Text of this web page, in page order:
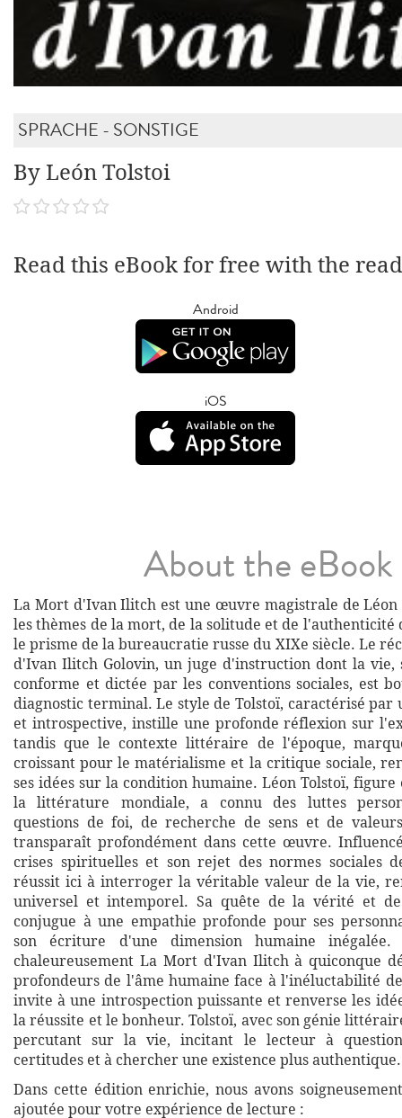
SPRACHE - SONSTIGE
By León Tolstoi
Read this eBook for free with the
Android
iOS
About the eBook
La Mort d'Ivan Ilitch est une œuvre magistrale de Léon
les thèmes de la mort, de la solitude et de l'authenticité
le prisme de la bureaucratie russe du XIXe siècle. Le
d'Ivan Ilitch Golovin, un juge d'instruction dont la vie,
conforme et dictée par les conventions sociales, est
diagnostic terminal. Le style de Tolstoï, caractérisé par
et introspective, instille une profonde réflexion sur
tandis que le contexte littéraire de l'époque,
croissant pour le matérialisme et la critique sociale,
ses idées sur la condition humaine. Léon Tolstoï,
la littérature mondiale, a connu des luttes
questions de foi, de recherche de sens et de
transparaît profondément dans cette œuvre.
crises spirituelles et son rejet des normes sociales
réussit ici à interroger la véritable valeur de la vie,
universel et intemporel. Sa quête de la vérité et
conjugue à une empathie profonde pour ses
son écriture d'une dimension humaine inégalée.
chaleureusement La Mort d'Ivan Ilitch à quiconque
profondeurs de l'âme humaine face à l'inéluctabilité
invite à une introspection puissante et renverse les
la réussite et le bonheur. Tolstoï, avec son génie
percutant sur la vie, incitant le lecteur à
certitudes et à chercher une existence plus authentique.
Dans cette édition enrichie, nous avons
ajoutée pour votre expérience de lecture :